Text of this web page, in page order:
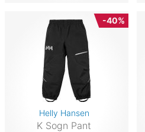
-40%
Helly Hansen
K Sogn Pant